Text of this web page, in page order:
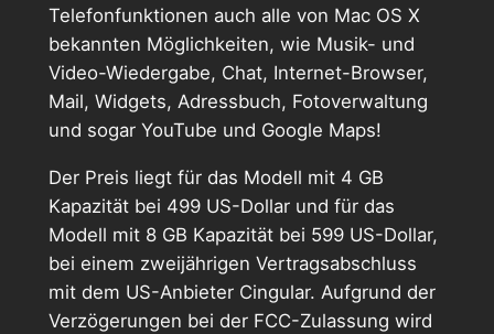
Telefonfunktionen auch alle von Mac OS X
bekannten Möglichkeiten, wie Musik- und
Video-Wiedergabe, Chat, Internet-Browser,
Mail, Widgets, Adressbuch, Fotoverwaltung
und sogar YouTube und Google Maps!
Der Preis liegt für das Modell mit 4 GB
Kapazität bei 499 US-Dollar und für das
Modell mit 8 GB Kapazität bei 599 US-Dollar,
bei einem zweijährigen Vertragsabschluss
mit dem US-Anbieter Cingular. Aufgrund der
Verzögerungen bei der FCC-Zulassung wird